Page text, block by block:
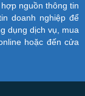
nguồn thông tin
doanh nghiệp để
dụng dịch vụ, mua
hoặc đến cửa